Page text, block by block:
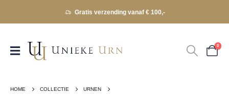
Gratis verzending vanaf € 100,-
0
HOME COLLECTIE
URNEN